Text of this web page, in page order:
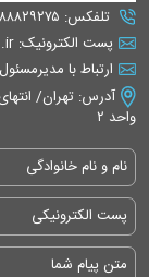
تلفکس: ۸۸۸۲۹۲۷۵ / همراه: ۰۹۳۷۰۷۴۸۵۵۰
پست الکترونیک: info@iusnews.ir یا eiusnews@gmail.com
ارتباط با
واحد ۲